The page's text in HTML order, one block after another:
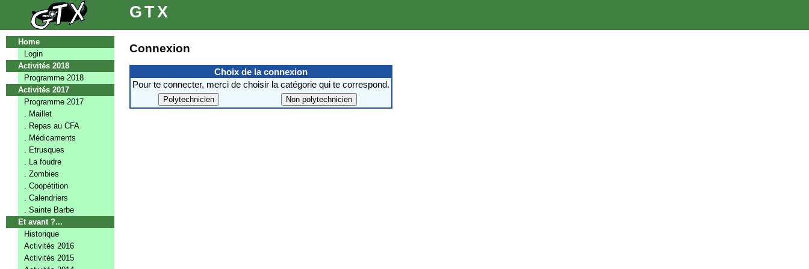
GTX
Home
Login
Activités 2018
Programme 2018
Activités 2017
Programme 2017
. Maillet
. Repas au CFA
. Médicaments
. Etrusques
. La foudre
. Zombies
. Coopétition
. Calendriers
. Sainte Barbe
Et avant ?...
Historique
Activités 2016
Activités 2015
Connexion
Choix de la connexion
Pour te connecter, merci de choisir la catégorie qui te correspond.